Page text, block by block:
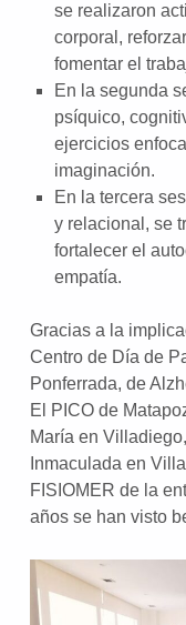
se realizaron
corporal,
fomentar el
En la segunda
psíquico,
ejercicios
imaginación.
En la tercera
y relacional, se
fortalecer el
empatía.
Gracias a la
Centro de Día de
Ponferrada, de
El PICO de
María en
Inmaculada en
FISIOMER de la
años se han visto